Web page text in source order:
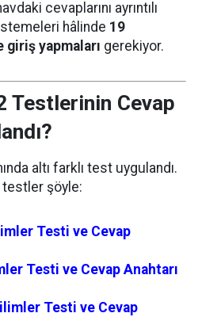
cevaplarını ayrıntılı
hâlinde 19
giriş yapmaları gerekiyor.
Testlerinin Cevap
altı farklı test uygulandı.
testler şöyle:
Testi ve Cevap
Testi ve Cevap Anahtarı
Testi ve Cevap